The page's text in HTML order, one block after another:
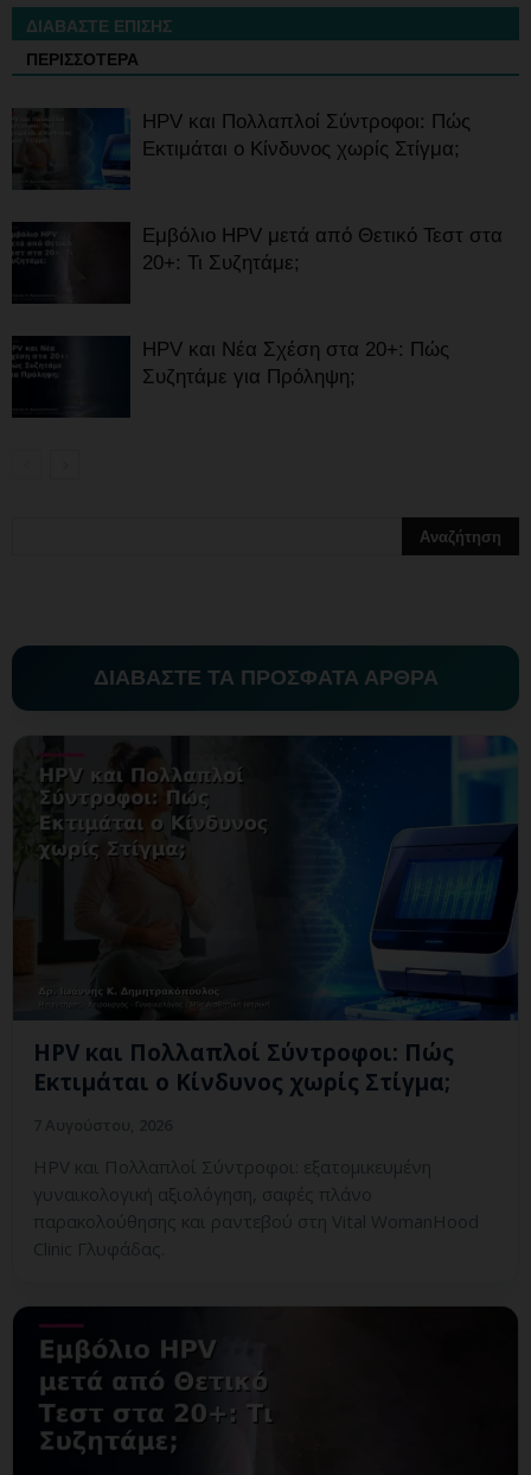
ΔΙΑΒΑΣΤΕ ΕΠΙΣΗΣ
ΠΕΡΙΣΣΟΤΕΡΑ
HPV και Πολλαπλοί Σύντροφοι: Πώς
Εκτιμάται ο Κίνδυνος χωρίς Στίγμα;
Εμβόλιο HPV μετά από Θετικό Τεστ στα
20+: Τι Συζητάμε;
HPV και Νέα Σχέση στα 20+: Πώς
Συζητάμε για Πρόληψη;
ΔΙΑΒΑΣΤΕ ΤΑ ΠΡΟΣΦΑΤΑ ΑΡΘΡΑ
HPV και Πολλαπλοί Σύντροφοι: Πώς
Εκτιμάται ο Κίνδυνος χωρίς Στίγμα;
HPV και Πολλαπλοί Σύντροφοι: εξατομικευμένη
γυναικολογική αξιολόγηση, σαφές πλάνο
παρακολούθησης και ραντεβού στη Vital WomanHood
Clinic Γλυφάδας.